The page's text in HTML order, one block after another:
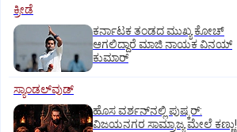
ಕ್ರೀಡೆ
ಕರ್ನಾಟಕ ತಂಡದ ಮುಖ್ಯ ಕೋಚ್‌
ಆಗಲಿದ್ದಾರೆ ಮಾಜಿ ನಾಯಕ ವಿನಯ್‌
ಕುಮಾರ್
ಸ್ಯಾಂಡಲ್‌ವುಡ್‌
ಹೊಸ ವರ್ಶನ್‌ನಲ್ಲಿ ಪುಷ್ಕರ್‌:
ವಿಜಯನಗರ ಸಾಮ್ರಾಜ್ಯ ಮೇಲೆ ಕಣ್ಣು!